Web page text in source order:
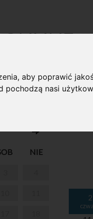
aby poprawić
pochodzą nasi
PARK W
NIE